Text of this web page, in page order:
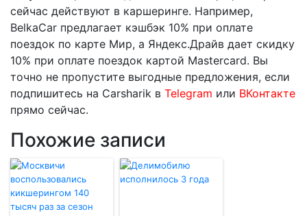
сейчас действуют в каршеринге. Например,
BelkaCar предлагает кэшбэк 10% при оплате
поездок по карте Мир, а Яндекс.Драйв дает скидку
10% при оплате поездок картой Mastercard. Вы
точно не пропустите выгодные предложения, если
подпишитесь на Carsharik в Telegram или ВКонтакте
прямо сейчас.
Похожие записи